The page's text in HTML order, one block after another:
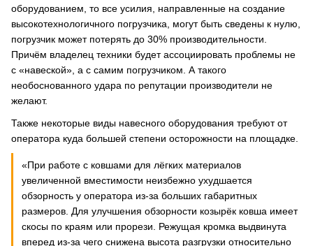
оборудованием, то все усилия, направленные на создание
высокотехнологичного погрузчика, могут быть сведены к нулю,
погрузчик может потерять до 30% производительности.
Причём владелец техники будет ассоциировать проблемы не
с «навеской», а с самим погрузчиком. А такого
необоснованного удара по репутации производители не
желают.
Также некоторые виды навесного оборудования требуют от
оператора куда большей степени осторожности на площадке.
«При работе с ковшами для лёгких материалов
увеличенной вместимости неизбежно ухудшается
обзорность у оператора из-за больших габаритных
размеров. Для улучшения обзорности козырёк ковша имеет
скосы по краям или прорези. Режущая кромка выдвинута
вперед из-за чего снижена высота разгрузки относительно